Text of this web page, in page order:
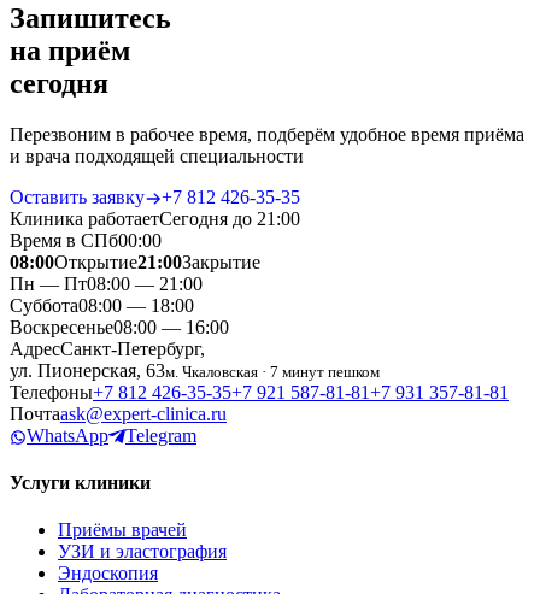
Запишитесь
на приём
сегодня
Перезвоним в рабочее время, подберём удобное время приёма
и врача подходящей специальности
Оставить заявку
+7 812 426‑35‑35
Клиника работаетСегодня до 21:00
Время в СПб00:00
08:00Открытие21:00Закрытие
Пн — Пт08:00 — 21:00
Суббота08:00 — 18:00
Воскресенье08:00 — 16:00
АдресСанкт-Петербург,
ул. Пионерская, 63м. Чкаловская · 7 минут пешком
Телефоны+7 812 426‑35‑35+7 921 587‑81‑81+7 931 357‑81‑81
Почтаask@expert-clinica.ru
WhatsApp
Telegram
Услуги клиники
Приёмы врачей
УЗИ и эластография
Эндоскопия